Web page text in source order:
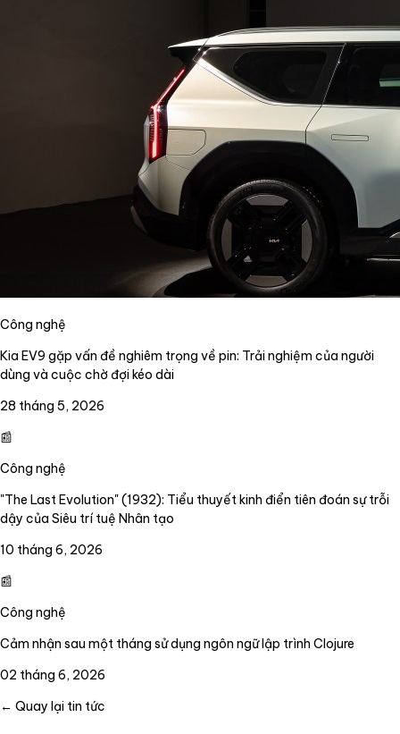
Công nghệ
Kia EV9 gặp vấn đề nghiêm trọng về pin: Trải nghiệm của người
dùng và cuộc chờ đợi kéo dài
28 tháng 5, 2026
📰
Công nghệ
"The Last Evolution" (1932): Tiểu thuyết kinh điển tiên đoán sự trỗi
dậy của Siêu trí tuệ Nhân tạo
10 tháng 6, 2026
📰
Công nghệ
Cảm nhận sau một tháng sử dụng ngôn ngữ lập trình Clojure
02 tháng 6, 2026
← Quay lại tin tức